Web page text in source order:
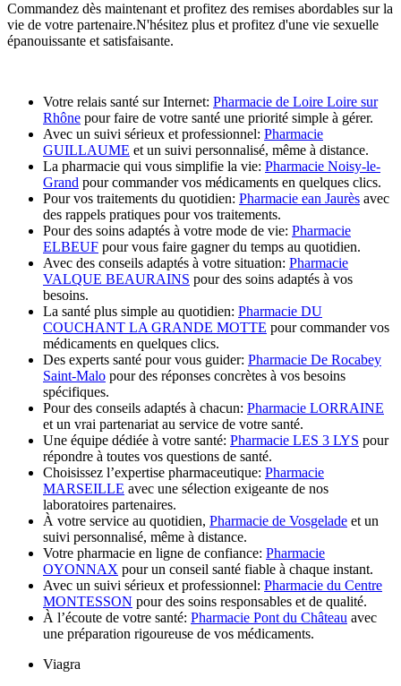
Commandez dès maintenant et profitez des remises abordables sur la
vie de votre partenaire.N'hésitez plus et profitez d'une vie sexuelle
épanouissante et satisfaisante.
Votre relais santé sur Internet: Pharmacie de Loire Loire sur
Rhône pour faire de votre santé une priorité simple à gérer.
Avec un suivi sérieux et professionnel: Pharmacie
GUILLAUME et un suivi personnalisé, même à distance.
La pharmacie qui vous simplifie la vie: Pharmacie Noisy-le-
Grand pour commander vos médicaments en quelques clics.
Pour vos traitements du quotidien: Pharmacie ean Jaurès avec
des rappels pratiques pour vos traitements.
Pour des soins adaptés à votre mode de vie: Pharmacie
ELBEUF pour vous faire gagner du temps au quotidien.
Avec des conseils adaptés à votre situation: Pharmacie
VALQUE BEAURAINS pour des soins adaptés à vos
besoins.
La santé plus simple au quotidien: Pharmacie DU
COUCHANT LA GRANDE MOTTE pour commander vos
médicaments en quelques clics.
Des experts santé pour vous guider: Pharmacie De Rocabey
Saint-Malo pour des réponses concrètes à vos besoins
spécifiques.
Pour des conseils adaptés à chacun: Pharmacie LORRAINE
et un vrai partenariat au service de votre santé.
Une équipe dédiée à votre santé: Pharmacie LES 3 LYS pour
répondre à toutes vos questions de santé.
Choisissez l’expertise pharmaceutique: Pharmacie
MARSEILLE avec une sélection exigeante de nos
laboratoires partenaires.
À votre service au quotidien, Pharmacie de Vosgelade et un
suivi personnalisé, même à distance.
Votre pharmacie en ligne de confiance: Pharmacie
OYONNAX pour un conseil santé fiable à chaque instant.
Avec un suivi sérieux et professionnel: Pharmacie du Centre
MONTESSON pour des soins responsables et de qualité.
À l’écoute de votre santé: Pharmacie Pont du Château avec
une préparation rigoureuse de vos médicaments.
Viagra